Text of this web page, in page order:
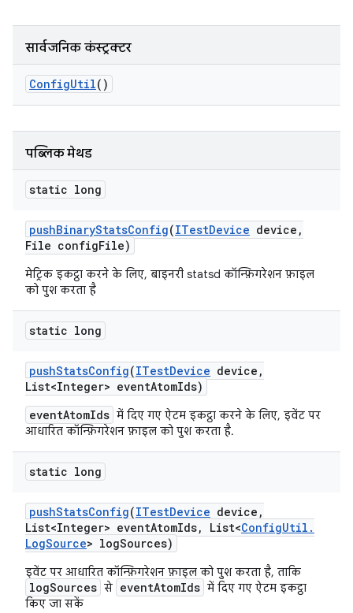
सार्वजनिक कंस्ट्रक्टर
ConfigUtil()
पब्लिक मेथड
static long
pushBinaryStatsConfig(ITestDevice device ,
File configFile)
मेट्रिक इकट्ठा करने के लिए, बाइनरी statsd कॉन्फ़िगरेशन फ़ाइल
को पुश करता है
static long
pushStatsConfig(ITestDevice device ,
List<Integer> eventAtomIds)
eventAtomIds में दिए गए ऐटम इकट्ठा करने के लिए, इवेंट पर
आधारित कॉन्फ़िगरेशन फ़ाइल को पुश करता है.
static long
pushStatsConfig(ITestDevice device ,
List<Integer> eventAtomIds, List<ConfigUtil .
LogSource> logSources)
इवेंट पर आधारित कॉन्फ़िगरेशन फ़ाइल को पुश करता है, ताकि
logSources से eventAtomIds में दिए गए ऐटम इकट्ठा
किए जा सकें